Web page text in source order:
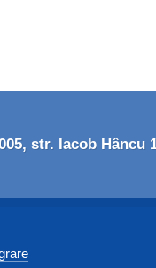
str. Iacob Hâncu